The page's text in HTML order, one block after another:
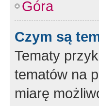
Góra
Czym są
Tematy
tematów na
miarę